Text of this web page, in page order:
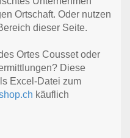
Ortschaft. Oder nutzen
dieser Seite.
Ortes Cousset oder
Diese
Excel-Datei zum
käuflich